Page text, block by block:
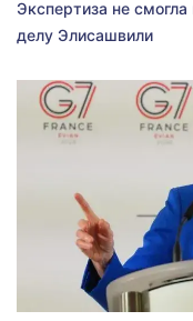
Экспертиза не
делу Элисашвили